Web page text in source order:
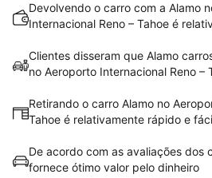
Devolvendo o carro com a Alamo
Internacional Reno – Tahoe é
Clientes disseram que Alamo
no Aeroporto Internacional Reno –
Retirando o carro Alamo no
Tahoe é relativamente rápido e
De acordo com as avaliações dos
fornece ótimo valor pelo dinheiro